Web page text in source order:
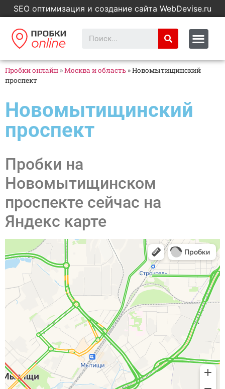
SEO оптимизация и создание сайта WebDevise.ru
Пробки онлайн »Москва и область »Новомытищинский
проспект
Новомытищинский
проспект
Пробки на
Новомытищинском
проспекте сейчас на
Яндекс карте